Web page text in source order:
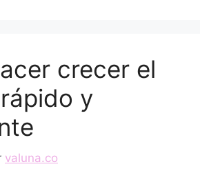
crecer el
y
valuna.co